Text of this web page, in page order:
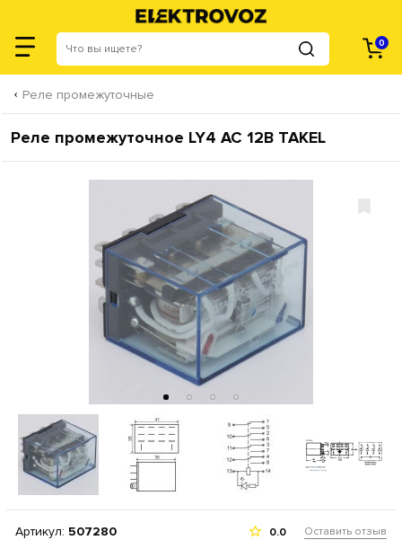
0
Реле промежуточные
Реле промежуточное LY4 AC 12В TAKEL
Артикул: 507280 0.0 Оставить отзыв